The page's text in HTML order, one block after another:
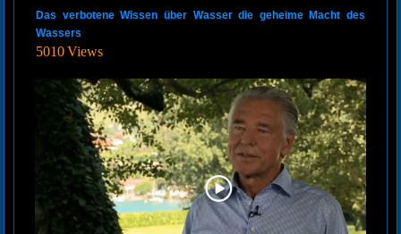
Das verbotene Wissen über Wasser die geheime Macht des
Wassers
5010 Views